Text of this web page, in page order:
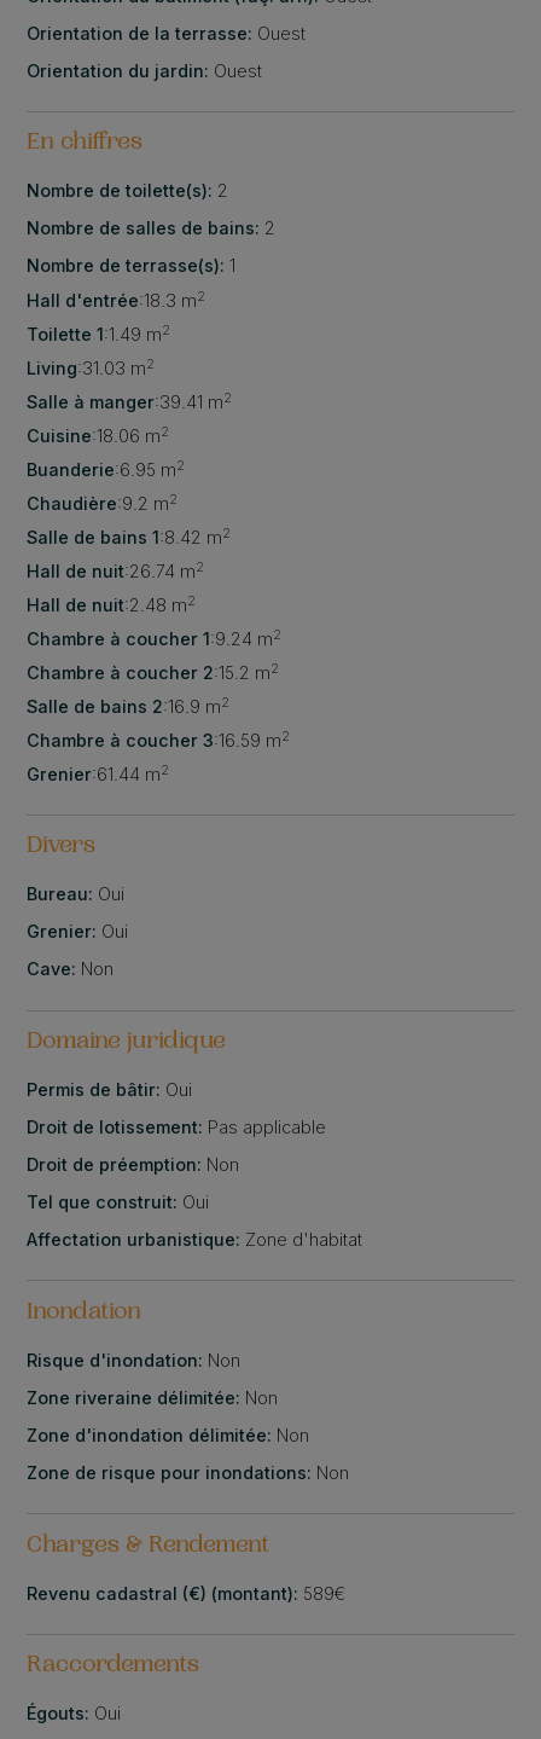
Orientation de la terrasse: Ouest
Orientation du jardin: Ouest
En chiffres
Nombre de toilette(s): 2
Nombre de salles de bains: 2
Nombre de terrasse(s): 1
Hall d'entrée:18.3 m2
Toilette 1 :1.49 m2
Living:31.03 m2
Salle à manger:39.41 m2
Cuisine:18.06 m2
Buanderie:6.95 m2
Chaudière:9.2 m2
Salle de bains 1 :8.42 m2
Hall de nuit:26.74 m2
Hall de nuit:2.48 m2
Chambre à coucher 1 :9.24 m2
Chambre à coucher 2:15.2 m2
Salle de bains 2:16.9 m2
Chambre à coucher 3:16.59 m2
Grenier:61.44 m2
Divers
Bureau: Oui
Grenier: Oui
Cave: Non
Domaine juridique
Permis de bâtir: Oui
Droit de lotissement: Pas applicable
Droit de préemption: Non
Tel que construit: Oui
Affectation urbanistique: Zone d'habitat
Inondation
Risque d'inondation: Non
Zone riveraine délimitée: Non
Zone d'inondation délimitée: Non
Zone de risque pour inondations: Non
Charges & Rendement
Revenu cadastral (€) (montant): 589€
Raccordements
Égouts: Oui